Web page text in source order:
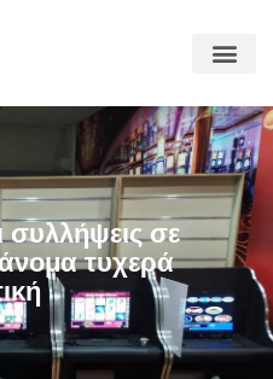
σε
τυχερά